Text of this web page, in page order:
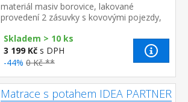
materiál masiv borovice, lakované
provedení 2 zásuvky s kovovými pojezdy,
zásuvky 27,5 cm
Skladem > 10 ks
3 199 Kč s DPH
-44% 0 Kč **
Matrace s potahem IDEA PARTNER